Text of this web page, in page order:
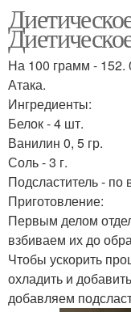
На 100 грамм - 152.
Атака.
Ингредиенты:
Белок - 4 шт.
Ванилин 0, 5 гр.
Соль - 3 г.
Подсластитель - по
Приготовление:
Первым делом
взбиваем их до
Чтобы ускорить
охладить и
добавляем